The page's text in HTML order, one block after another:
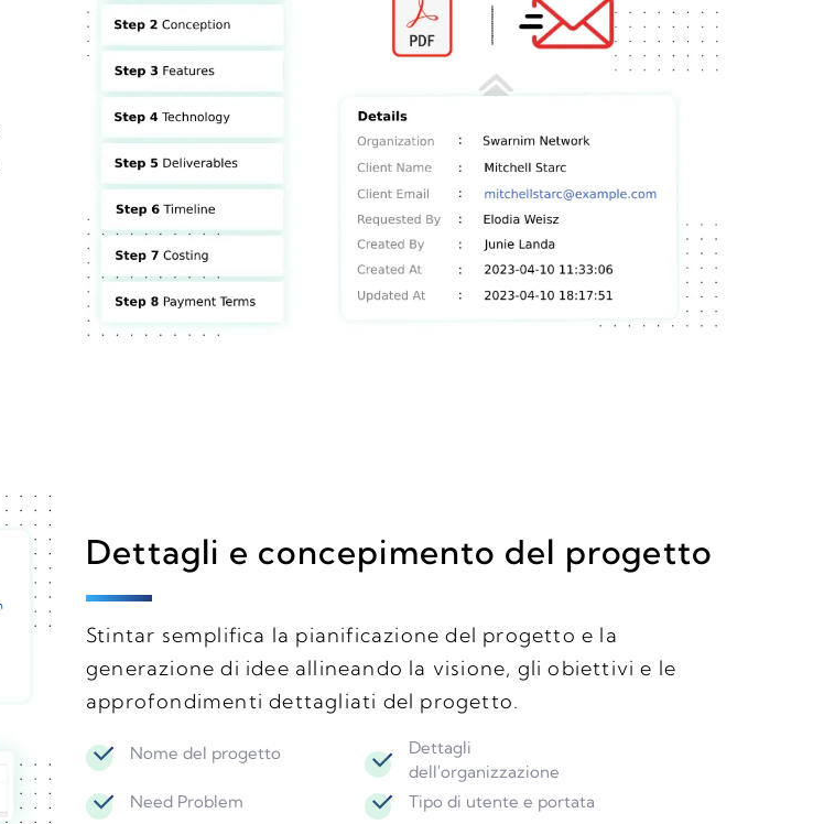
Dettagli e concepimento del progetto
Stintar semplifica la pianificazione del progetto e la
generazione di idee allineando la visione, gli obiettivi e le
approfondimenti dettagliati del progetto.
Nome del progetto
Dettagli
dell'organizzazione
Need Problem
Tipo di utente e portata